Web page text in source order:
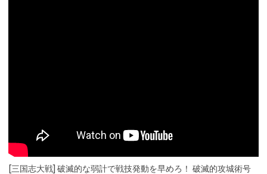
[三国志大戦] 破滅的な弱計で戦技発動を早めろ！ 破滅的攻城術号